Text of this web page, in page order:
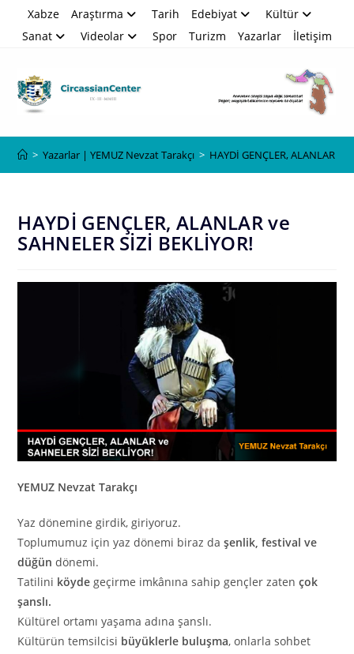
Xabze Araştırma Tarih Edebiyat
Kültür
Sanat
Videolar Spor Turizm Yazarlar İletişim
> Yazarlar | YEMUZ Nevzat Tarakçı > HAYDİ GENÇLER, ALANLAR ve
HAYDİ GENÇLER, ALANLAR ve
SAHNELER SİZİ BEKLİYOR!
YEMUZ Nevzat Tarakçı
Yaz dönemine girdik, giriyoruz.
Toplumumuz için yaz dönemi biraz daşenlik, festival ve
düğündönemi.
Tatilini köyde geçirme imkânına sahip gençler zatençok
şanslı.
Kültürel ortamı yaşama adına şanslı.
Kültürün temsilcisi büyüklerle buluşma, onlarla sohbet